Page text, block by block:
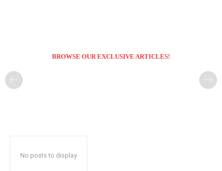
BROWSE OUR EXCLUSIVE ARTICLES!
No posts to display